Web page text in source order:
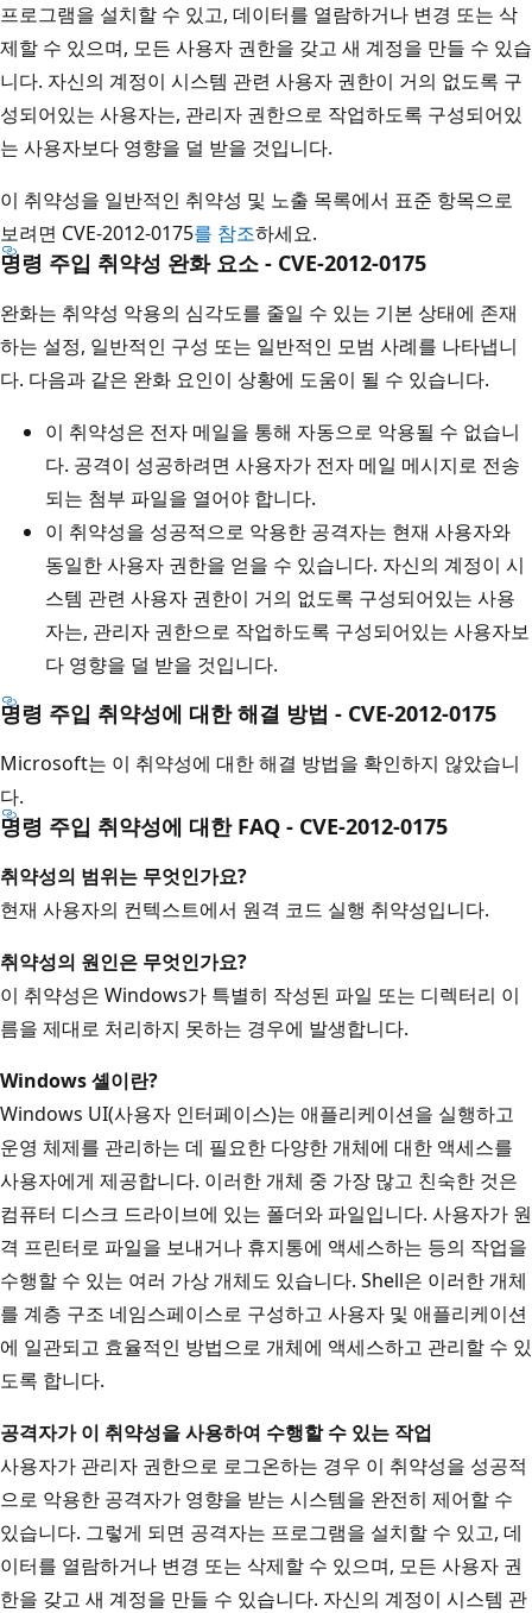
프로그램을 설치할 수 있고, 데이터를 열람하거나 변경 또는 삭
제할 수 있으며, 모든 사용자 권한을 갖고 새 계정을 만들 수 있습
니다. 자신의 계정이 시스템 관련 사용자 권한이 거의 없도록 구
성되어있는 사용자는, 관리자 권한으로 작업하도록 구성되어있
는 사용자보다 영향을 덜 받을 것입니다.
이 취약성을 일반적인 취약성 및 노출 목록에서 표준 항목으로
보려면 CVE-2012-0175를 참조하세요.
명령 주입 취약성 완화 요소 - CVE-2012-0175
완화는 취약성 악용의 심각도를 줄일 수 있는 기본 상태에 존재
하는 설정, 일반적인 구성 또는 일반적인 모범 사례를 나타냅니
다. 다음과 같은 완화 요인이 상황에 도움이 될 수 있습니다.
이 취약성은 전자 메일을 통해 자동으로 악용될 수 없습니
다. 공격이 성공하려면 사용자가 전자 메일 메시지로 전송
되는 첨부 파일을 열어야 합니다.
이 취약성을 성공적으로 악용한 공격자는 현재 사용자와
동일한 사용자 권한을 얻을 수 있습니다. 자신의 계정이 시
스템 관련 사용자 권한이 거의 없도록 구성되어있는 사용
자는, 관리자 권한으로 작업하도록 구성되어있는 사용자보
다 영향을 덜 받을 것입니다.
명령 주입 취약성에 대한 해결 방법 - CVE-2012-0175
Microsoft는 이 취약성에 대한 해결 방법을 확인하지 않았습니
다.
명령 주입 취약성에 대한 FAQ - CVE-2012-0175
취약성의 범위는 무엇인가요?
현재 사용자의 컨텍스트에서 원격 코드 실행 취약성입니다.
취약성의 원인은 무엇인가요?
이 취약성은 Windows가 특별히 작성된 파일 또는 디렉터리 이
름을 제대로 처리하지 못하는 경우에 발생합니다.
Windows 셸이란?
Windows UI(사용자 인터페이스)는 애플리케이션을 실행하고
운영 체제를 관리하는 데 필요한 다양한 개체에 대한 액세스를
사용자에게 제공합니다. 이러한 개체 중 가장 많고 친숙한 것은
컴퓨터 디스크 드라이브에 있는 폴더와 파일입니다. 사용자가 원
격 프린터로 파일을 보내거나 휴지통에 액세스하는 등의 작업을
수행할 수 있는 여러 가상 개체도 있습니다. Shell은 이러한 개체
를 계층 구조 네임스페이스로 구성하고 사용자 및 애플리케이션
에 일관되고 효율적인 방법으로 개체에 액세스하고 관리할 수 있
도록 합니다.
공격자가 이 취약성을 사용하여 수행할 수 있는 작업
사용자가 관리자 권한으로 로그온하는 경우 이 취약성을 성공적
으로 악용한 공격자가 영향을 받는 시스템을 완전히 제어할 수
있습니다. 그렇게 되면 공격자는 프로그램을 설치할 수 있고, 데
이터를 열람하거나 변경 또는 삭제할 수 있으며, 모든 사용자 권
한을 갖고 새 계정을 만들 수 있습니다. 자신의 계정이 시스템 관